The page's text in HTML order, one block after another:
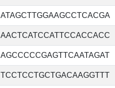
ATAGCTTGGAAGCCTCACGA
AACTCATCCATTCCACCACC
AGCCCCCGAGTTCAATAGAT
TCCTCCTGCTGACAAGGTTT